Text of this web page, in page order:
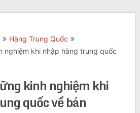
Hàng Trung Quốc
nghiệm khi nhập hàng trung quốc
kinh nghiệm khi
quốc về bán